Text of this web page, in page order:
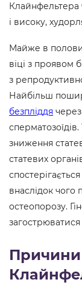
Клайнфельтера
і високу,
Майже в
віці з проявом
з
Найбільш
безпліддя
зниження
статевих
внаслідок чого
остеопорозу.